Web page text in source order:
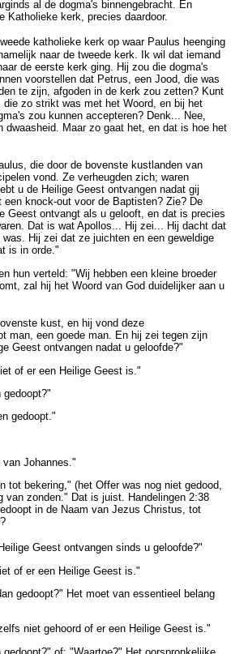
al de dogma's binnengebracht. En
Katholieke kerk, precies daardoor.
katholieke kerk op waar Paulus heenging
naar de tweede kerk. Ik wil dat iemand
de eerste kerk ging. Hij zou die dogma's
voorstellen dat Petrus, een Jood, die was
te zijn, afgoden in de kerk zou zetten? Kunt
zo strikt was met het Woord, en bij het
zou kunnen accepteren? Denk... Nee,
dwaasheid. Maar zo gaat het, en dat is hoe het
die door de bovenste kustlanden van
vond. Ze verheugden zich; waren
u de Heilige Geest ontvangen nadat gij
knock-out voor de Baptisten? Zie? De
Geest ontvangt als u gelooft, en dat is precies
Dat is wat Apollos... Hij zei... Hij dacht dat
Hij zei dat ze juichten en een geweldige
is in orde."
hun verteld: "Wij hebben een kleine broeder
zal hij het Woord van God duidelijker aan u
kust, en hij vond deze
man, een goede man. En hij zei tegen zijn
Geest ontvangen nadat u geloofde?"
of er een Heilige Geest is."
gedoopt."
Johannes."
bekering," (het Offer was nog niet gedood,
van zonden." Dat is juist. Handelingen 2:38
in de Naam van Jezus Christus, tot
Geest ontvangen sinds u geloofde?"
of er een Heilige Geest is."
gedoopt?" Het moet van essentieel belang
niet gehoord of er een Heilige Geest is."
of: "Waartoe?" Het oorspronkelijke